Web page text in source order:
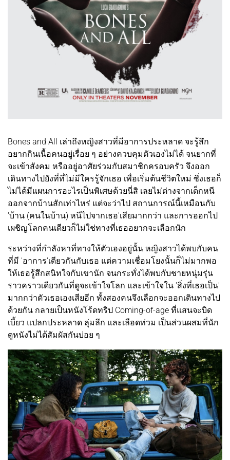
Bones and All เล่าถึงหญิงสาวที่มีอาการประหลาด จะรู้สึก
อยากกินเนื้อคนอยู่เรื่อย ๆ อย่างควบคุมตัวเองไม่ได้ จนยากที่
จะเข้าสังคม หรืออยู่อาศัยร่วมกับสมาชิกครอบครัว จึงออก
เดินทางไปยังที่ที่ไม่มีใครรู้จักเธอ เพื่อเริ่มต้นชีวิตใหม่ ซึ่งเธอก็
ไม่ได้มีแผนการอะไรเป็นพิเศษด้วยนี่สิ เลยไม่ต่างจากเด็กหนี
ออกจากบ้านสักเท่าไหร่ แต่จะว่าไป สถานการณ์นี้เหมือนกับ
'บ้าน (คนในบ้าน) หนีไปจากเธอ'เสียมากกว่า และการออกไป
เผชิญโลกคนเดียวก็ไม่ใช่ทางที่เธออยากจะเลือกนัก
ระหว่างที่กำลังหาที่ทางให้ตัวเองอยู่นั้น หญิงสาวได้พบกับคน
ที่มี 'อาการ'เดียวกันกับเธอ แต่ความเชื่อมโยงนั้นก็ไม่มากพอ
ให้เธอรู้สึกสนิทใจกับเขานัก จนกระทั่งได้พบกับชายหนุ่มรุ่น
ราวคราวเดียวกันที่ดูจะเข้าใจโลก และเข้าใจใน 'สิ่งที่เธอเป็น'
มากกว่าตัวเธอเองเสียอีก ทั้งสองคนจึงเลือกจะออกเดินทางไป
ด้วยกัน กลายเป็นหนังโร้ดทริป Coming-of-age ที่แสนจะบิด
เบี้ยว แปลกประหลาด ลุ่มลึก และเลือดท่วม เป็นส่วนผสมที่นัก
ดูหนังไม่ได้สัมผัสกันบ่อย ๆ